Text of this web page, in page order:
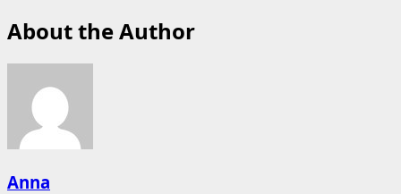
About the Author
Anna